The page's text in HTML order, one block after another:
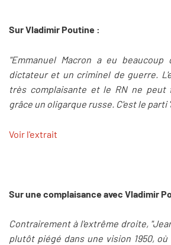
Sur Vladimir Poutine :
"Emmanuel Macron a eu
dictateur et un criminel de guerre.
très complaisante et le RN ne peut
grâce un oligarque russe. C'est le parti
Voir l'extrait
Sur une complaisance avec Vladimir
Contrairement à l'extrême droite,
plutôt piégé dans une vision 1950,